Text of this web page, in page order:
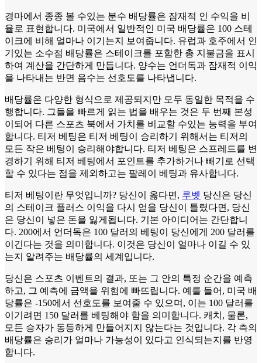
경마에서 종종 볼 수있는 분수 배당률은 잠재적 인 수익을 비
율로 표현합니다. 미국에서 일반적인 미국 배당률은 100 스테
이크에 비해 얼마나 이기는지 보여줍니다. 유럽과 호주에서 인
기있는 소수점 배당률은 스테이크를 포함한 총 지불금을 표시
하여 계산을 간단하게 만듭니다. 양수는 언더독과 잠재적 이익
을 나타내는 반면 음수는 선호도를 나타냅니다.
배당률은 다양한 형식으로 제공되지만 모두 동일한 목적을 수
행합니다. 그들을 빠르게 읽는 법을 배우는 것은 두 번째 본성
이되어 다른 스포츠 북에서 가치를 비교할 수있는 능력을 부여
합니다. 티저 베팅은 티저 베팅이 승리하기 위해서는 티저의
모든 작은 베팅이 승리해야합니다. 티저 베팅은 스프레드를 변
경하기 위해 티저 베팅에서 포인트를 추가하거나 빼기로 선택
할 수 있다는 점을 제외하고는 팔레이 베팅과 유사합니다.
티저 베팅이란 무엇입니까? 당신이 옳다면, 루벳 당신은 당신
의 스테이크 플러스 이익을 다시 얻을 당신이 틀렸다면, 당신
은 당신이 넣은 돈을 잃게됩니다. 기본 아이디어는 간단합니
다. 200에서 언더독은 100 달러의 베팅이 당신에게 200 달러를
이긴다는 것을 의미합니다. 이것은 당신이 얼마나 이길 수 있
는지 알려주는 배당률의 세계입니다.
당신은 스포츠 이벤트의 결과, 또는 그 안의 특정 순간을 예측
하고, 그 예측에 금액을 위험에 빠뜨립니다. 예를 들어, 미국 배
당률은 -150에서 선호도를 보여줄 수 있으며, 이는 100 달러를
이기려면 150 달러를 베팅해야 함을 의미합니다. 캐치, 물론,
모든 승자가 동등하게 만들어지지 않는다는 것입니다. 각 측의
배당률은 승리가 얼마나 가능성이 있다고 인식되는지를 반영
합니다.